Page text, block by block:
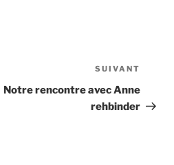
suivant
SUIVANT
Notre rencontre avec Anne
rehbinder